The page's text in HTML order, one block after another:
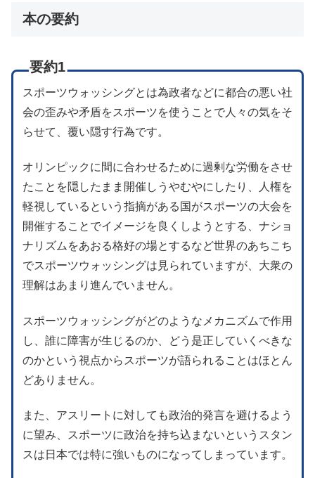
本の要約
要約1
スポーツウォッシングとは為政者などに都合の悪い社
会の歪みや矛盾をスポーツを使うことで人々の気をそ
らせて、覆い隠す行為です。
オリンピックに間に合わせるために過剰な労働をさせ
たことを隠したまま開催しうやむやにしたり、人権を
軽視しているという指摘がある国がスポーツの大会を
開催することでイメージを良くしようとする、ナショ
ナリズムをあおる格好の場とするなど世界のあちこち
でスポーツウォッシングは見られていますが、大衆の
理解はあまり進んでいません。
スポーツウォッシングがどのようなメカニズムで作用
し、誰に障害が生じるのか、どう是正していくべきな
のかという視点からスポーツが語られることはほとん
どありません。
また、アスリートに対しても政治的発言を避けるよう
に望み、スポーツに政治を持ち込まないというスタン
スは日本では特に強いものになってしまっています。